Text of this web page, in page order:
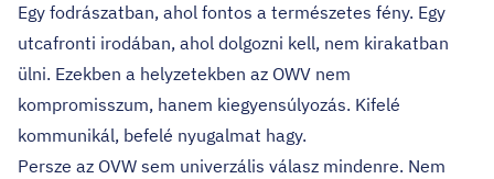
Egy fodrászatban, ahol fontos a természetes fény. Egy
utcafronti irodában, ahol dolgozni kell, nem kirakatban
ülni. Ezekben a helyzetekben az OWV nem
kompromisszum, hanem kiegyensúlyozás. Kifelé
kommunikál, befelé nyugalmat hagy.
Persze az OVW sem univerzális válasz mindenre. Nem